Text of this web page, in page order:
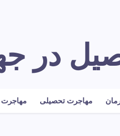
در
مهاجرت تحصیلی مهاجرت